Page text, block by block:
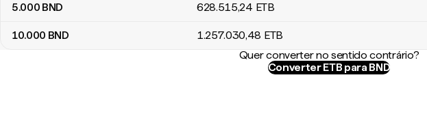
5.000 BND 628.515,24 ETB
10.000 BND 1.257.030,48 ETB
Quer converter no sentido contrário?
Converter ETB para BND